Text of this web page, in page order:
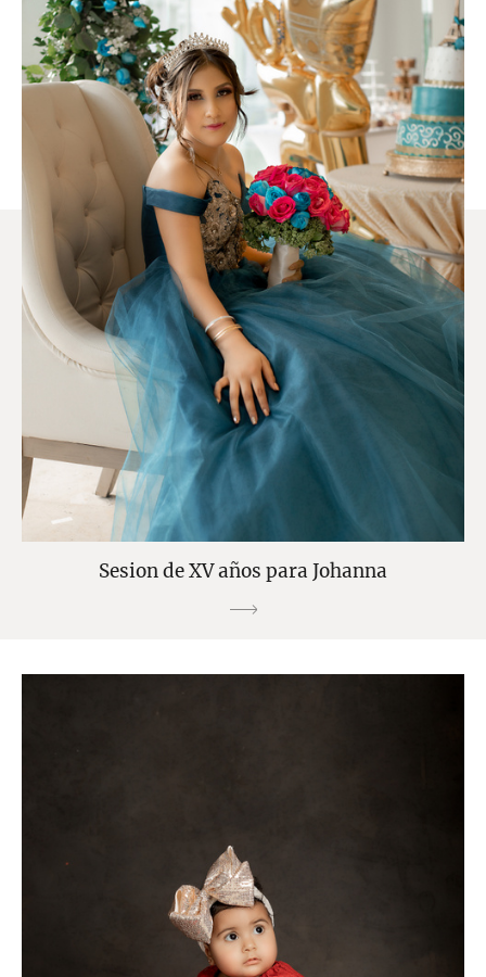
Sesion de XV años para Johanna